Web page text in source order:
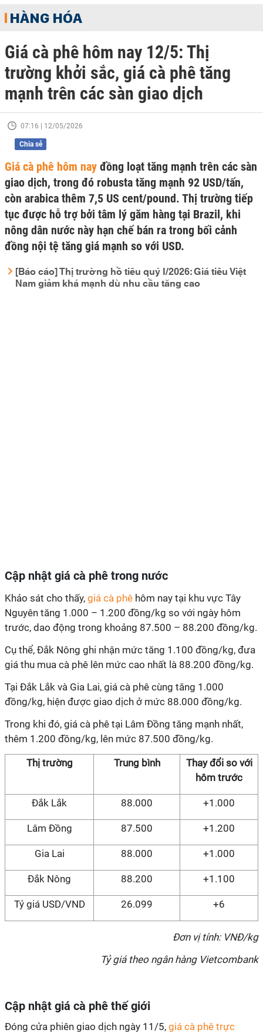
HÀNG HÓA
Giá cà phê hôm nay 12/5: Thị
trường khởi sắc, giá cà phê tăng
mạnh trên các sàn giao dịch
07:16 | 12/05/2026
Chia sẻ
Giá cà phê hôm nay đồng loạt tăng mạnh trên các sàn
giao dịch, trong đó robusta tăng mạnh 92 USD/tấn,
còn arabica thêm 7,5 US cent/pound. Thị trường tiếp
tục được hỗ trợ bởi tâm lý găm hàng tại Brazil, khi
nông dân nước này hạn chế bán ra trong bối cảnh
đồng nội tệ tăng giá mạnh so với USD.
[Báo cáo] Thị trường hồ tiêu quý I/2026: Giá tiêu Việt
Nam giảm khá mạnh dù nhu cầu tăng cao
Cập nhật giá cà phê trong nước
Khảo sát cho thấy, giá cà phê hôm nay tại khu vực Tây
Nguyên tăng 1.000 – 1.200 đồng/kg so với ngày hôm
trước, dao động trong khoảng 87.500 – 88.200 đồng/kg.
Cụ thể, Đắk Nông ghi nhận mức tăng 1.100 đồng/kg, đưa
giá thu mua cà phê lên mức cao nhất là 88.200 đồng/kg.
Tại Đắk Lắk và Gia Lai, giá cà phê cùng tăng 1.000
đồng/kg, hiện được giao dịch ở mức 88.000 đồng/kg.
Trong khi đó, giá cà phê tại Lâm Đồng tăng mạnh nhất,
thêm 1.200 đồng/kg, lên mức 87.500 đồng/kg.
Thị trường Trung bình
Thay đổi so với
hôm trước
Đắk Lắk 88.000 +1.000
Lâm Đồng 87.500 +1.200
Gia Lai 88.000 +1.000
Đắk Nông 88.200 +1.100
Tỷ giá USD/VND 26.099 +6
Đơn vị tính: VNĐ/kg
Tỷ giá theo ngân hàng Vietcombank
Cập nhật giá cà phê thế giới
Đóng cửa phiên giao dịch ngày 11/5, giá cà phê trực